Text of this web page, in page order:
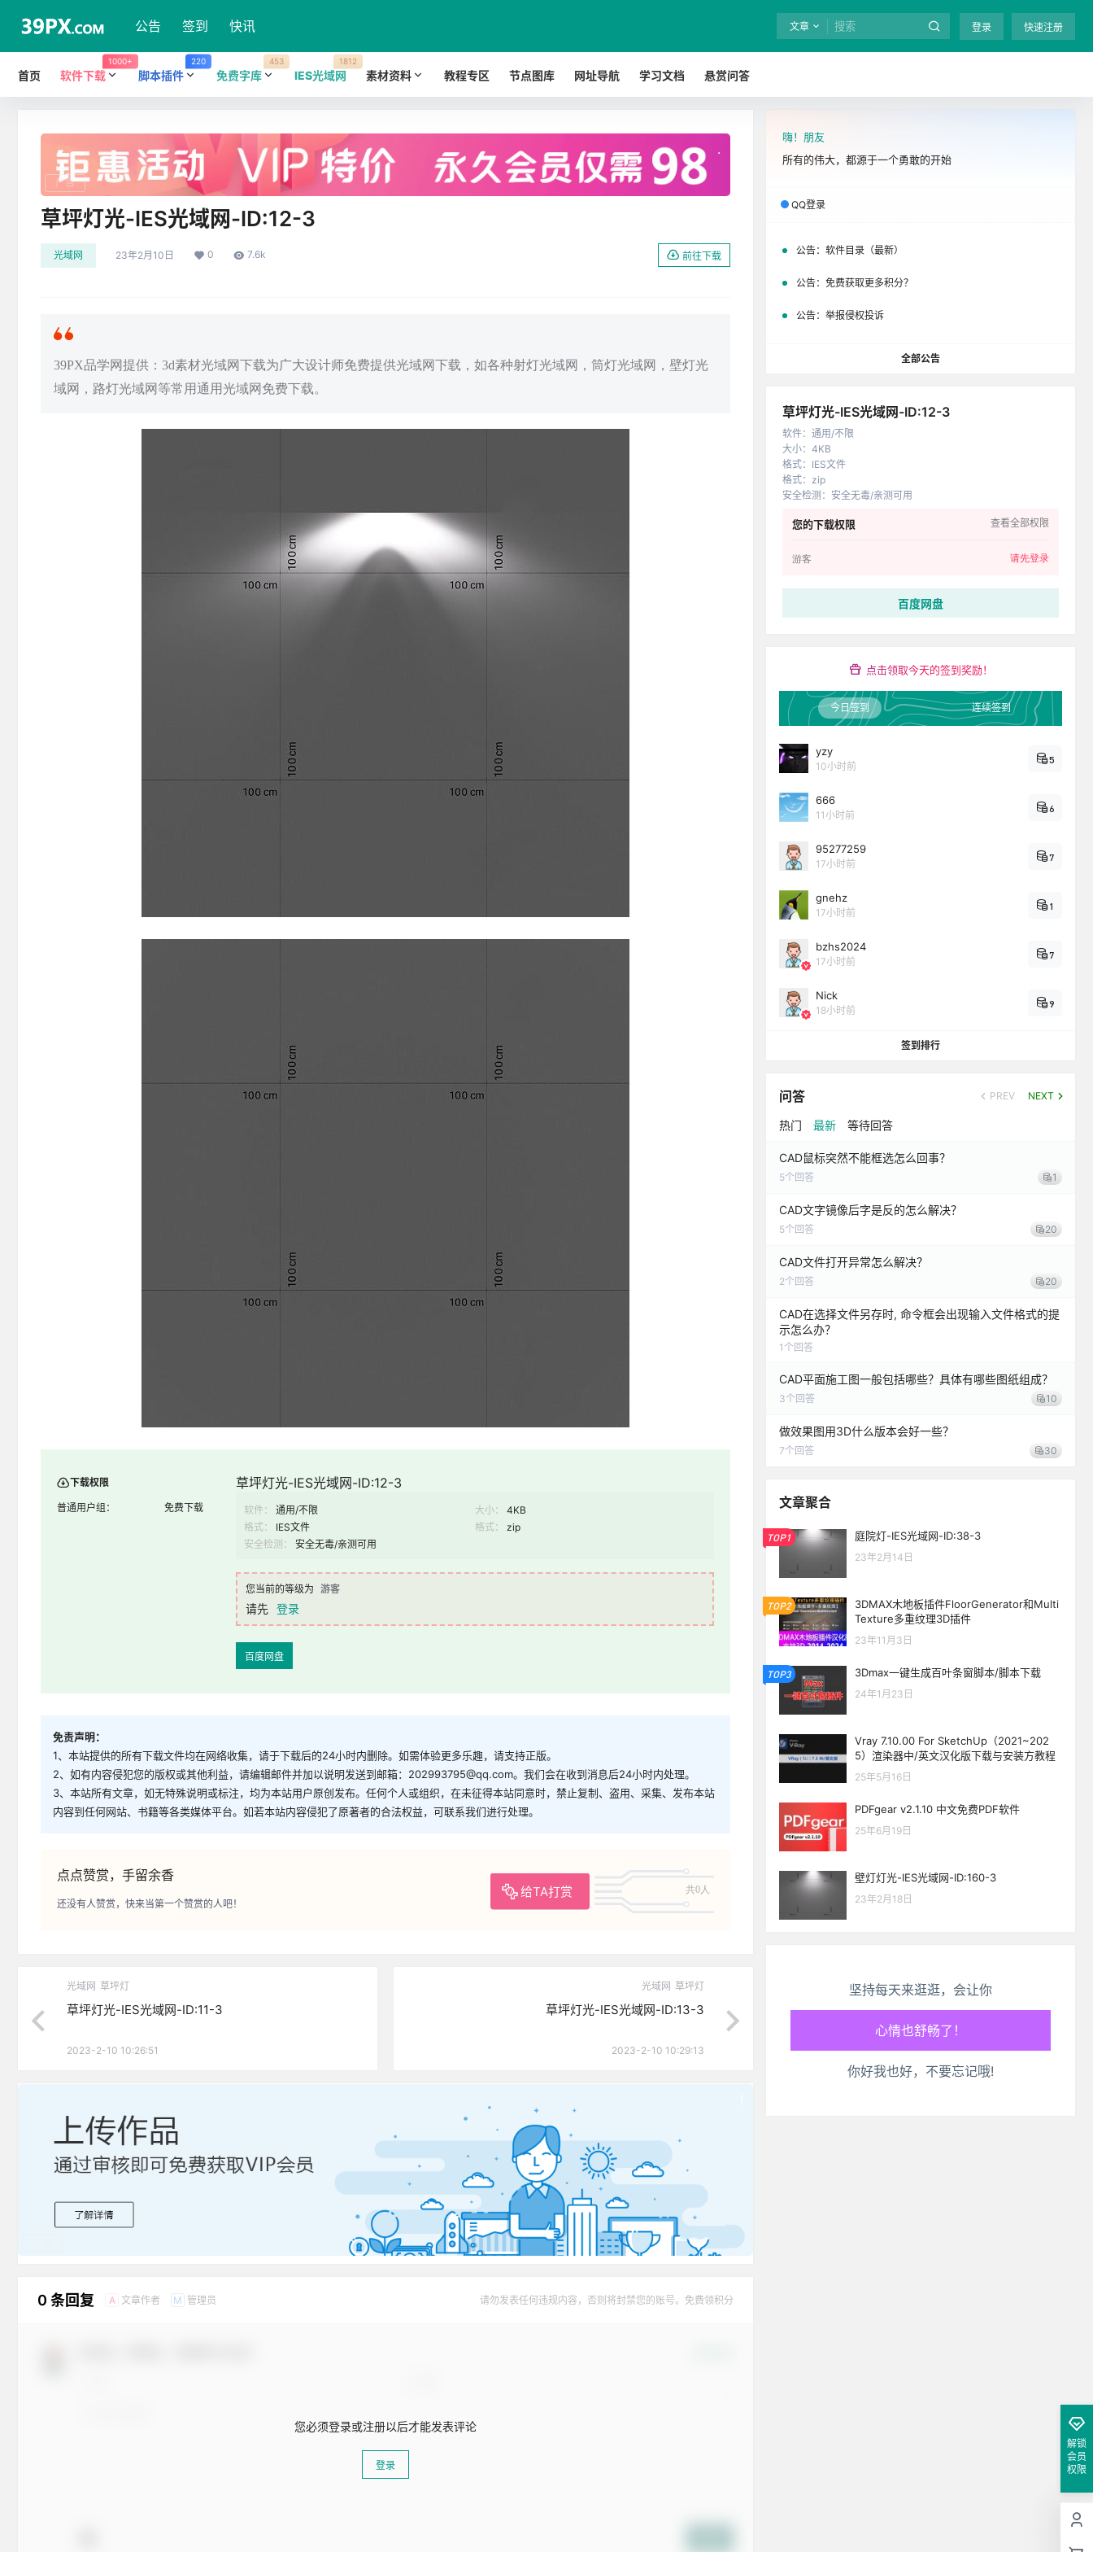
公告 签到 快讯 文章 登录 快速注册
首页 软件下载
1000+
脚本插件
220
免费字库
453
IES光域网
1812
素材资料 教程专区 节点图库 网址导航 学习文档 悬赏问答
. 全站终身免费下载！ 立即开通
广告
草坪灯光-IES光域网-ID:12-3
光域网 23年2月10日 0 7.6k 前往下载
39PX品学网提供：3d素材光域网下载为广大设计师免费提供光域网下载，如各种射灯光域网，筒灯光域网，壁灯光
域网，路灯光域网等常用通用光域网免费下载。
下载权限
普通用户组： 免费下载
草坪灯光-IES光域网-ID:12-3
软件： 通用/不限 大小：
4KB
格式：
IES文件 格式：
zip
安全检测：
安全无毒/亲测可用
您当前的等级为 游客
请先 登录
百度网盘
免责声明：
1、本站提供的所有下载文件均在网络收集，请于下载后的24小时内删除。如需体验更多乐趣，请支持正版。
2、如有内容侵犯您的版权或其他利益，请编辑邮件并加以说明发送到邮箱：202993795@qq.com。我们会在收到消息后24小时内处理。
3、本站所有文章，如无特殊说明或标注，均为本站用户原创发布。任何个人或组织，在未征得本站同意时，禁止复制、盗用、采集、发布本站
内容到任何网站、书籍等各类媒体平台。如若本站内容侵犯了原著者的合法权益，可联系我们进行处理。
点点赞赏，手留余香
给TA打赏 共0人
还没有人赞赏，快来当第一个赞赏的人吧！
光域网 草坪灯
草坪灯光-IES光域网-ID:11-3
2023-2-10 10:26:51
光域网 草坪灯
草坪灯光-IES光域网-ID:13-3
2023-2-10 10:29:13
0 条回复 A 文章作者 M 管理员 请勿发表任何违规内容，否则将封禁您的账号。免费领积分
您必须登录或注册以后才能发表评论
登录
嗨！朋友
所有的伟大，都源于一个勇敢的开始
QQ登录
公告： 软件目录（最新）
公告： 免费获取更多积分？
公告： 举报侵权投诉
全部公告
草坪灯光-IES光域网-ID:12-3
软件： 通用/不限
大小： 4KB
格式： IES文件
格式： zip
安全检测 ： 安全无毒/亲测可用
您的下载权限 查看全部权限
游客 请先登录
百度网盘
点击领取今天的签到奖励！
今日签到 连续签到
yzy
10小时前
5
666
11小时前
6
95277259
17小时前
7
gnehz
17小时前
1
bzhs2024
17小时前
7
Nick
18小时前
9
签到排行
问答 PREV NEXT
热门 最新 等待回答
CAD鼠标突然不能框选怎么回事？
5个回答 1
CAD文字镜像后字是反的怎么解决？
5个回答 20
CAD文件打开异常怎么解决？
2个回答 20
CAD在选择文件另存时, 命令框会出现输入文件格式的提
示怎么办？
1 个回答
CAD平面施工图一般包括哪些？具体有哪些图纸组成？
3个回答 10
做效果图用3D什么版本会好一些？
7个回答 30
文章聚合
TOP1 庭院灯-IES光域网-ID:38-3
23年2月14日
TOP2
3DMAX木地板插件FloorGenerator和Multi
Texture多重纹理3D插件
23年11月3日
TOP3 3Dmax一键生成百叶条窗脚本/脚本下载
24年1月23日
Vray 7.10.00 For SketchUp（2021~202
5）渲染器中/英文汉化版下载与安装方教程
25年5月16日
PDFgear v2.1.10 中文免费PDF软件
25年6月19日
壁灯灯光-IES光域网-ID:160-3
23年2月18日
坚持每天来逛逛，会让你
生活也美好了！
心情也舒畅了！
你好我也好，不要忘记哦!
解锁
会员
权限